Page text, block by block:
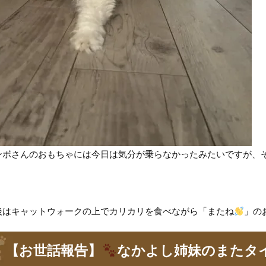
ボさんのおもちゃには今日は気分が乗らなかったみたいですが
はキャットウォークの上でカリカリを食べながら「またね 」の
【お世話報告】 なかよし姉妹のまたタ